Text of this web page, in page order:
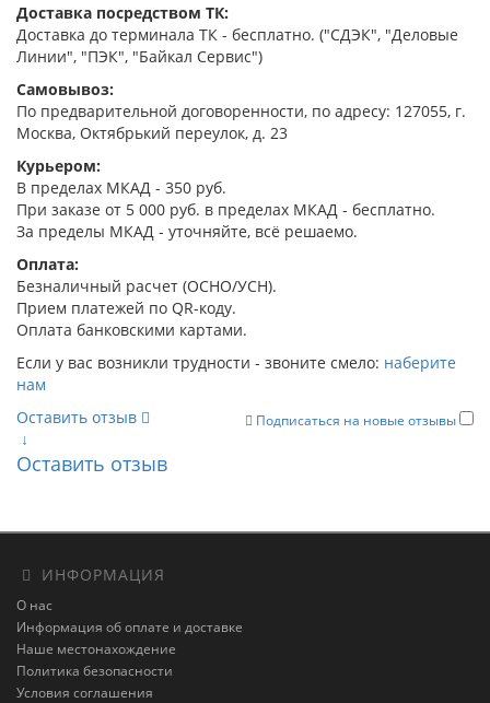
Доставка посредством ТК:
Доставка до терминала ТК - бесплатно. ("СДЭК", "Деловые
Линии", "ПЭК", "Байкал Сервис")
Самовывоз:
По предварительной договоренности, по адресу: 127055, г.
Москва, Октябрький переулок, д. 23
Курьером:
В пределах МКАД - 350 руб.
При заказе от 5 000 руб. в пределах МКАД - бесплатно.
За пределы МКАД - уточняйте, всё решаемо.
Оплата:
Безналичный расчет (ОСНО/УСН).
Прием платежей по QR-коду.
Оплата банковскими картами.
Если у вас возникли трудности - звоните смело: наберите
нам
Подписаться на новые отзывы
Оставить отзыв
↓
Оставить отзыв
ИНФОРМАЦИЯ
О нас
Информация об оплате и доставке
Наше местонахождение
Политика безопасности
Условия соглашения